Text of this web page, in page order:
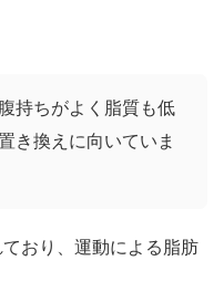
持ちがよく脂質も低
き換えに向いていま
ており、運動による脂肪